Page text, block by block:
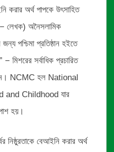
করার অর্থ পাপকে উৎসাহিত
− লেখক) অনৈসলামিক
পশ্চিমা প্রতিষ্ঠান হইতে
মিশরের সর্বাধিক প্রচারিত
NCMC হল National
Childhood যার
হয়।
নিষ্ঠুরতাকে বেআইনি করার অর্থ